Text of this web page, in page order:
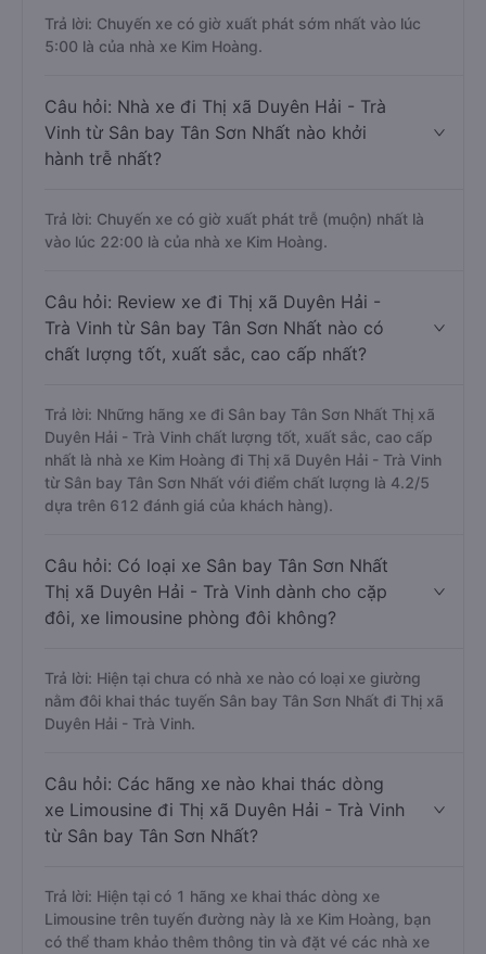
Trả lời: Chuyến xe có giờ xuất phát sớm nhất vào lúc
5:00 là của nhà xe Kim Hoàng.
Câu hỏi: Nhà xe đi Thị xã Duyên Hải - Trà
Vinh từ Sân bay Tân Sơn Nhất nào khởi
hành trễ nhất?
Trả lời: Chuyến xe có giờ xuất phát trễ (muộn) nhất là
vào lúc 22:00 là của nhà xe Kim Hoàng.
Câu hỏi: Review xe đi Thị xã Duyên Hải -
Trà Vinh từ Sân bay Tân Sơn Nhất nào có
chất lượng tốt, xuất sắc, cao cấp nhất?
Trả lời: Những hãng xe đi Sân bay Tân Sơn Nhất Thị xã
Duyên Hải - Trà Vinh chất lượng tốt, xuất sắc, cao cấp
nhất là nhà xe Kim Hoàng đi Thị xã Duyên Hải - Trà Vinh
từ Sân bay Tân Sơn Nhất với điểm chất lượng là 4.2/5
dựa trên 612 đánh giá của khách hàng).
Câu hỏi: Có loại xe Sân bay Tân Sơn Nhất
Thị xã Duyên Hải - Trà Vinh dành cho cặp
đôi, xe limousine phòng đôi không?
Trả lời: Hiện tại chưa có nhà xe nào có loại xe giường
nằm đôi khai thác tuyến Sân bay Tân Sơn Nhất đi Thị xã
Duyên Hải - Trà Vinh.
Câu hỏi: Các hãng xe nào khai thác dòng
xe Limousine đi Thị xã Duyên Hải - Trà Vinh
từ Sân bay Tân Sơn Nhất?
Trả lời: Hiện tại có 1 hãng xe khai thác dòng xe
Limousine trên tuyến đường này là xe Kim Hoàng, bạn
có thể tham khảo thêm thông tin và đặt vé các nhà xe